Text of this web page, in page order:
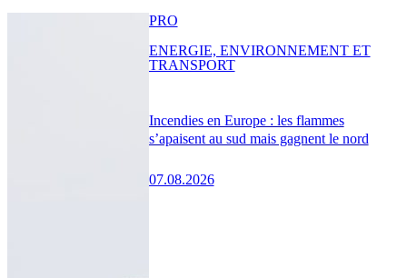
Incendies en Europe : les flammes
s’apaisent au sud mais gagnent le nord
07.08.2026
PRO
ENERGIE, ENVIRONNEMENT ET
TRANSPORT